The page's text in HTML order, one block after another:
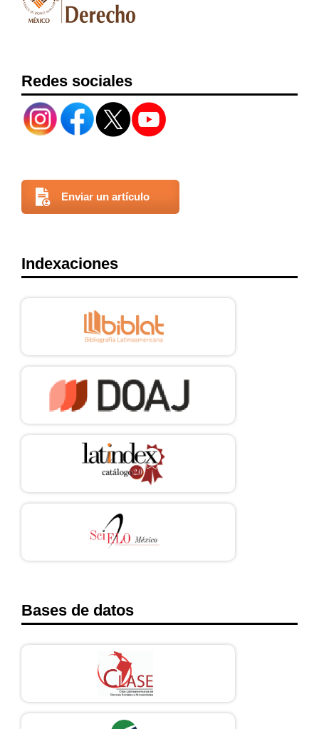
MARTÍNEZ, Jorge, “El Instituto Federal de
Telecomunicaciones a partir de la reforma en la materia”,
RABELL, Enrique, “Reforma del Estado y reforma
constitucional”, Boletín Mexicano de Derecho Comparado,
México, año XLII, núm. 126, 2009.
RUIZ, José Fabián, “Los órganos autónomos como espacios
https://doi.org/10.29101/crcs.v0i75.4067
Radiodifusión de 2014 en México: ¿qué se logró en materia
de medios públicos?”, Revista panamericana de
comunicación, México, vol. 3, núm. 2, 2022.
INEGI-IFT, Encuesta nacional sobre disponibilidad y uso de
tecnologías de la información en los hogares (ENDUTIH),
México, 2023, p. 1. Disponible en:
https://www.inegi.org.mx/contenidos/saladeprensa/boletin
es/2024/ENDUTIH/ENDUTIH_23.pdf
de agosto de 2024).
Redes sociales
Enviar un artículo
Indexaciones
Bases de datos